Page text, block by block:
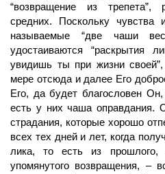
“возвращение из трепета”,
средних. Поскольку
называемые “две чаши
удостаиваются “раскрытия
увидишь ты при жизни
мере отсюда и далее Его
Его, да будет благословен
есть у них чаша оправдания.
страдания, которые хорошо
всех тех дней и лет, когда
лика, то есть из прошлого,
упомянутого возвращения, –